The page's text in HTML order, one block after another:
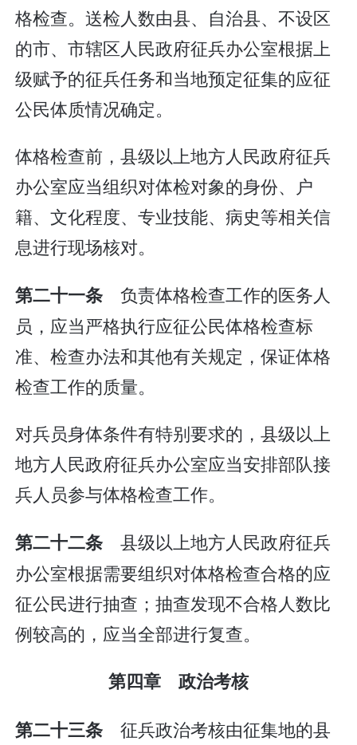
格检查。送检人数由县、自治县、不设区
的市、市辖区人民政府征兵办公室根据上
级赋予的征兵任务和当地预定征集的应征
公民体质情况确定。
体格检查前，县级以上地方人民政府征兵
办公室应当组织对体检对象的身份、户
籍、文化程度、专业技能、病史等相关信
息进行现场核对。
第二十一条 负责体格检查工作的医务人
员，应当严格执行应征公民体格检查标
准、检查办法和其他有关规定，保证体格
检查工作的质量。
对兵员身体条件有特别要求的，县级以上
地方人民政府征兵办公室应当安排部队接
兵人员参与体格检查工作。
第二十二条 县级以上地方人民政府征兵
办公室根据需要组织对体格检查合格的应
征公民进行抽查；抽查发现不合格人数比
例较高的，应当全部进行复查。
第四章 政治考核
第二十三条 征兵政治考核由征集地的县